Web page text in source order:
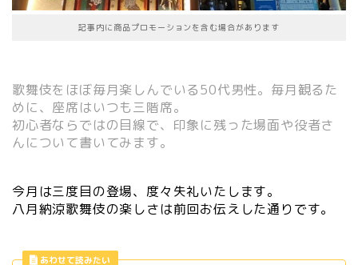
記事内に商品プロモーションを含む場合があります
歌舞伎をほぼ毎月楽しんでいる50代男性。毎月観るた
めに、座席はいつも三階席。
初心者ならではの目線で、印象に残った場面や役者さ
んについて書いてみます。
今月は三度目の登場、度々失礼いたします。
八月納涼歌舞伎の楽しさは前回お伝えした通りです。